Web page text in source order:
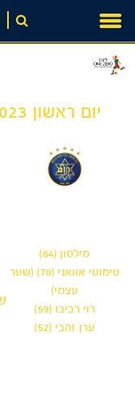
content
יום ראשון 27/08/2023 20:15 בלומפילד
מילסון (84)
טימוטי אוואני (70) (שער
עצמי)
רוי רביבו (59)
ערן זהבי (52)